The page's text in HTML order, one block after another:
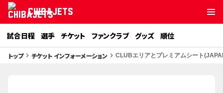
CHIBAJETS
試合日程 選手 チケット ファンクラブ グッズ 順位
トップkeyboard_arrow_right チケット インフォーメーション keyboard_arrow_right CLUBエリアとプレミアムシート